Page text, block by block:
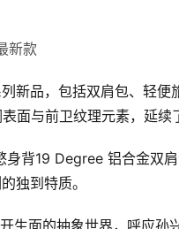
新品，包括双肩包、轻便
面与前卫纹理元素，延续
背19 Degree 铝合金双
独到特质。